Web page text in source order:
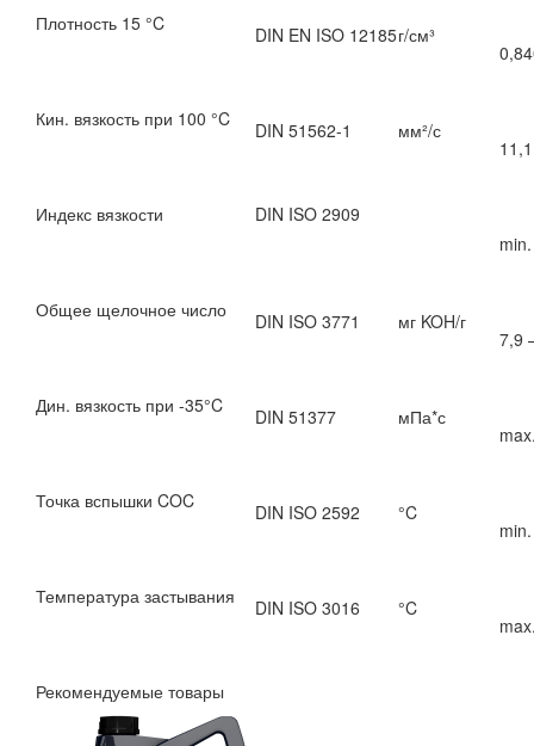
Плотность 15 °C DIN EN ISO 12185г/см³
Кин. вязкость при 100 °C DIN 51562-1 мм²/с
Индекс вязкости
DIN ISO 2909
Общее щелочное число DIN ISO 3771 мг KOH/г
7,9
Дин. вязкость при -35°C DIN 51377 мПа*с
Точка вспышки COC DIN ISO 2592 °C
Температура застывания DIN ISO 3016 °C
Рекомендуемые товары